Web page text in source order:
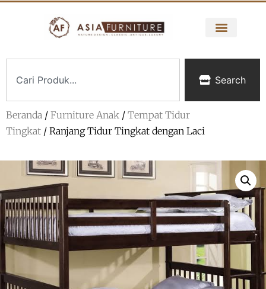
Search
Beranda / Furniture Anak / Tempat Tidur
Tingkat / Ranjang Tidur Tingkat dengan Laci